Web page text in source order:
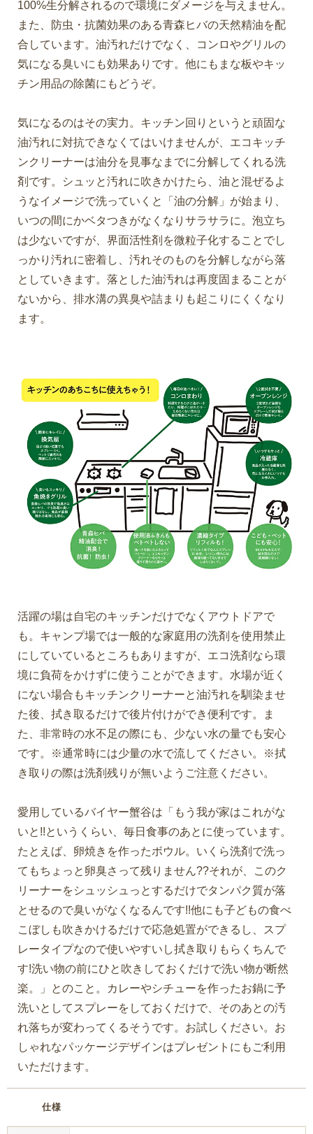
100%生分解されるので環境にダメージを与えません。
また、防虫・抗菌効果のある青森ヒバの天然精油を配
合しています。油汚れだけでなく、コンロやグリルの
気になる臭いにも効果ありです。他にもまな板やキッ
チン用品の除菌にもどうぞ。
気になるのはその実力。キッチン回りというと頑固な
油汚れに対抗できなくてはいけませんが、エコキッチ
ンクリーナーは油分を見事なまでに分解してくれる洗
剤です。シュッと汚れに吹きかけたら、油と混ぜるよ
うなイメージで洗っていくと「油の分解」が始まり、
いつの間にかベタつきがなくなりサラサラに。泡立ち
は少ないですが、界面活性剤を微粒子化することでし
っかり汚れに密着し、汚れそのものを分解しながら落
としていきます。落とした油汚れは再度固まることが
ないから、排水溝の異臭や詰まりも起こりにくくなり
ます。
活躍の場は自宅のキッチンだけでなくアウトドアで
も。キャンプ場では一般的な家庭用の洗剤を使用禁止
にしていているところもありますが、エコ洗剤なら環
境に負荷をかけずに使うことができます。水場が近く
にない場合もキッチンクリーナーと油汚れを馴染ませ
た後、拭き取るだけで後片付けができ便利です。ま
た、非常時の水不足の際にも、少ない水の量でも安心
です。※通常時には少量の水で流してください。※拭
き取りの際は洗剤残りが無いようご注意ください。
愛用しているバイヤー蟹谷は「もう我が家はこれがな
いと!!というくらい、毎日食事のあとに使っています。
たとえば、卵焼きを作ったボウル。いくら洗剤で洗っ
てもちょっと卵臭さって残りません??それが、このク
リーナーをシュッシュっとするだけでタンパク質が落
とせるので臭いがなくなるんです!!他にも子どもの食べ
こぼしも吹きかけるだけで応急処置ができるし、スプ
レータイプなので使いやすいし拭き取りもらくちんで
す!洗い物の前にひと吹きしておくだけで洗い物が断然
楽。」とのこと。カレーやシチューを作ったお鍋に予
洗いとしてスプレーをしておくだけで、そのあとの汚
れ落ちが変わってくるそうです。お試しください。お
しゃれなパッケージデザインはプレゼントにもご利用
いただけます。
仕様